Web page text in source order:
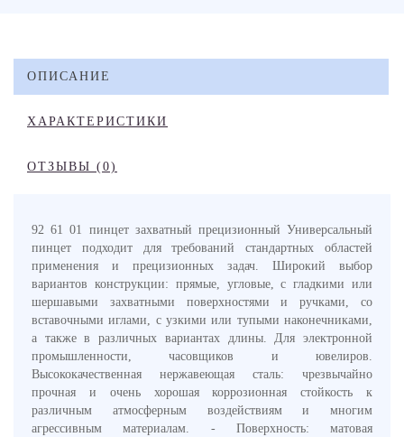
ОПИСАНИЕ
ХАРАКТЕРИСТИКИ
ОТЗЫВЫ (0)
92 61 01 пинцет захватный прецизионный Универсальный
пинцет подходит для требований стандартных областей
применения и прецизионных задач. Широкий выбор
вариантов конструкции: прямые, угловые, с гладкими или
шершавыми захватными поверхностями и ручками, со
вставочными иглами, с узкими или тупыми наконечниками,
а также в различных вариантах длины. Для электронной
промышленности, часовщиков и ювелиров.
Высококачественная нержавеющая сталь: чрезвычайно
прочная и очень хорошая коррозионная стойкость к
различным атмосферным воздействиям и многим
агрессивным материалам. - Поверхность: матовая